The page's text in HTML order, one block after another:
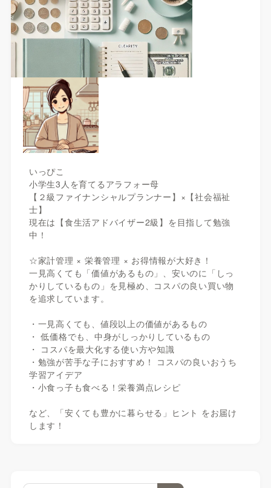
いっぴこ
小学生3人を育てるアラフォー母
【２級ファイナンシャルプランナー】×【社会福祉
士】
現在は【食生活アドバイザー2級】を目指して勉強
中！
☆家計管理 × 栄養管理 × お得情報が大好き！
一見高くても「価値があるもの」、安いのに「しっ
かりしているもの」を見極め、コスパの良い買い物
を追求しています。
・一見高くても、値段以上の価値があるもの
・ 低価格でも、中身がしっかりしているもの
・ コスパを最大化する使い方や知識
・勉強が苦手な子におすすめ！ コスパの良いおうち
学習アイデア
・小食っ子も食べる！栄養満点レシピ
など、「安くても豊かに暮らせる」ヒント をお届け
します！